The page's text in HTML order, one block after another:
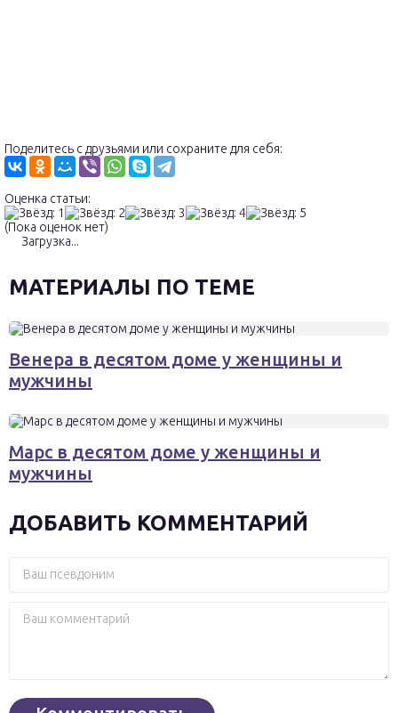
Поделитесь с друзьями или сохраните для себя:
Оценка статьи:
(Пока оценок нет)
Загрузка...
МАТЕРИАЛЫ ПО ТЕМЕ
Венера в десятом доме у женщины и
мужчины
Марс в десятом доме у женщины и
мужчины
ДОБАВИТЬ КОММЕНТАРИЙ